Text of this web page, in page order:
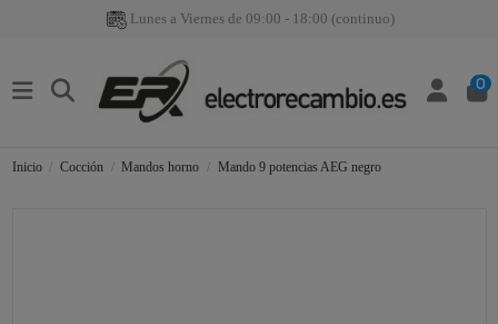
Lunes a Viernes de 09:00 - 18:00 (continuo)
0
Inicio Cocción Mandos horno Mando 9 potencias AEG negro